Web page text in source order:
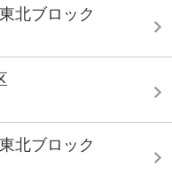
北ブロック
北ブロック